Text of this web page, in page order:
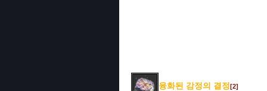
융화된 감정의 결정[2]